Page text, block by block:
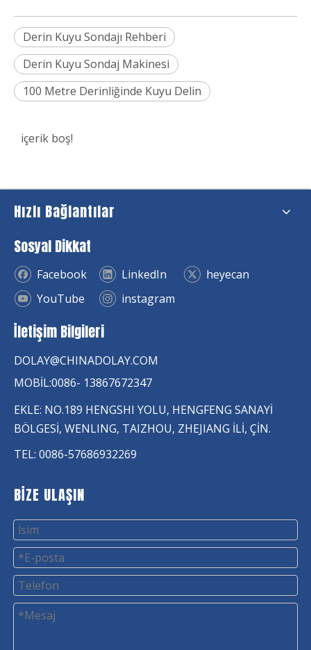
Derin Kuyu Sondajı Rehberi
Derin Kuyu Sondaj Makinesi
100 Metre Derinliğinde Kuyu Delin
içerik boş!
Hızlı Bağlantılar
Sosyal Dikkat
Facebook LinkedIn
heyecan
YouTube
instagram
İletişim Bilgileri
DOLAY@CHINADOLAY.COM
MOBİL:0086- 13867672347
EKLE: NO.189 HENGSHI YOLU, HENGFENG SANAYİ
BÖLGESİ, WENLING, TAIZHOU, ZHEJIANG İLİ, ÇİN.
TEL: 0086-57686932269
BİZE ULAŞIN